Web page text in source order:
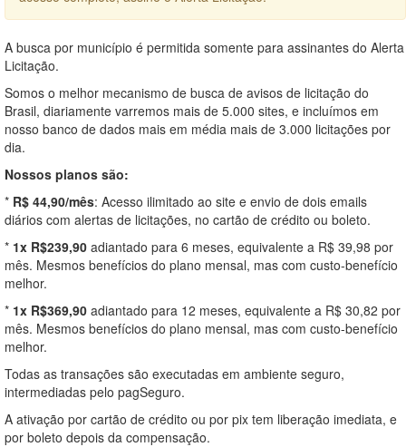
A busca por município é permitida somente para assinantes do Alerta
Licitação.
Somos o melhor mecanismo de busca de avisos de licitação do
Brasil, diariamente varremos mais de 5.000 sites, e incluímos em
nosso banco de dados mais em média mais de 3.000 licitações por
dia.
Nossos planos são:
* R$ 44,90/mês: Acesso ilimitado ao site e envio de dois emails
diários com alertas de licitações, no cartão de crédito ou boleto.
* 1x R$239,90 adiantado para 6 meses, equivalente a R$ 39,98 por
mês. Mesmos benefícios do plano mensal, mas com custo-benefício
melhor.
* 1x R$369,90 adiantado para 12 meses, equivalente a R$ 30,82 por
mês. Mesmos benefícios do plano mensal, mas com custo-benefício
melhor.
Todas as transações são executadas em ambiente seguro,
intermediadas pelo pagSeguro.
A ativação por cartão de crédito ou por pix tem liberação imediata, e
por boleto depois da compensação.